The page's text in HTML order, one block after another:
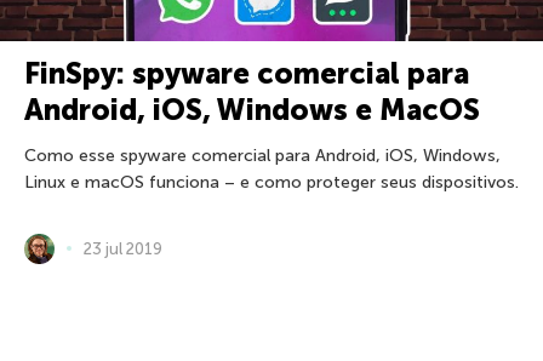
FinSpy: spyware comercial para
Android, iOS, Windows e MacOS
Como esse spyware comercial para Android, iOS, Windows,
Linux e macOS funciona – e como proteger seus dispositivos.
23 jul 2019